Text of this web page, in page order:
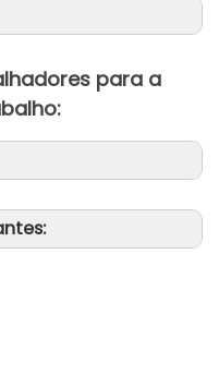
para a